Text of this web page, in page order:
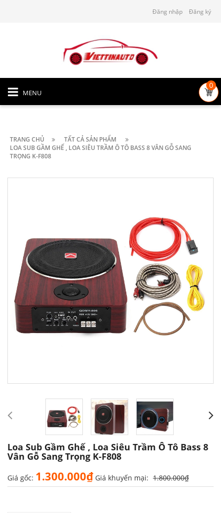
Đăng nhập Đăng ký
MENU
0
TRANG CHỦ
TẤT CẢ SẢN PHẨM
LOA SUB GẦM GHẾ , LOA SIÊU TRẦM Ô TÔ BASS 8 VÂN GỖ SANG
TRỌNG K-F808
Loa Sub Gầm Ghế , Loa Siêu Trầm Ô Tô Bass 8
Vân Gỗ Sang Trọng K-F808
Giá gốc: 1.300.000₫ Giá khuyến mại: 1.800.000₫